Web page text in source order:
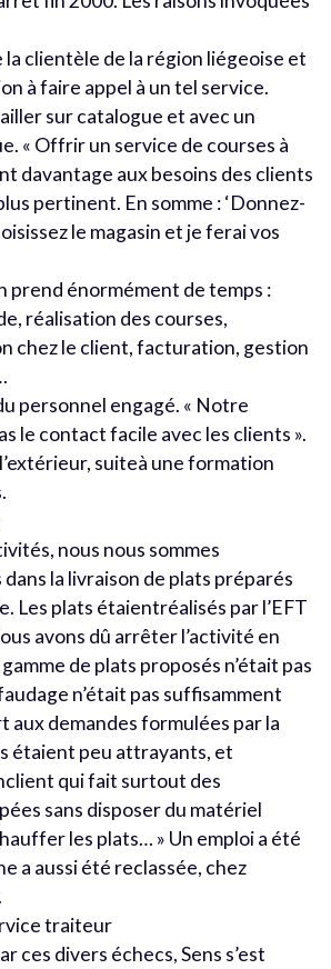
la clientèle de la région liégeoise et
à faire appel à un tel service.
sur catalogue et avec un
« Offrir un service de courses à
davantage aux besoins des clients
pertinent. En somme : ‘Donnez-
le magasin et je ferai vos
prend énormément de temps :
réalisation des courses,
chez le client, facturation, gestion
personnel engagé. « Notre
le contact facile avec les clients ».
suiteà une formation
nous nous sommes
la livraison de plats préparés
Les plats étaientréalisés par l’EFT
avons dû arrêter l’activité en
de plats proposés n’était pas
n’était pas suffisamment
aux demandes formulées par la
étaient peu attrayants, et
qui fait surtout des
sans disposer du matériel
les plats… » Un emploi a été
a aussi été reclassée, chez
traiteur
ces divers échecs, Sens s’est